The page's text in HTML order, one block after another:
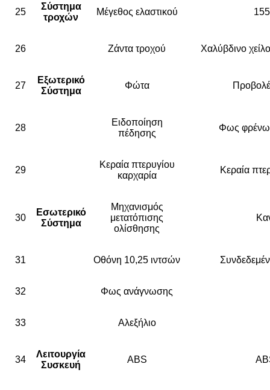
25
Σύστημα
τροχών
Μέγεθος ελαστικού
26 Ζάντα τροχού Χαλύβδινο
27
Εξωτερικό
Σύστημα
Φώτα
28
Ειδοποίηση
πέδησης
Φως
29
Κεραία πτερυγίου
καρχαρία
Κεραία
30
Εσωτερικό
Σύστημα
Μηχανισμός
μετατόπισης
ολίσθησης
31 Οθόνη 10,25 ιντσών
32 Φως ανάγνωσης
33 Αλεξήλιο
34
Λειτουργία
Συσκευή
ABS